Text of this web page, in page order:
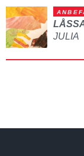
JULIA